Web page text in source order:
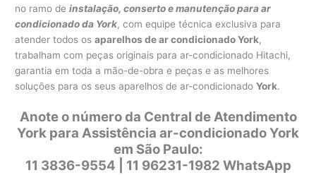
no ramo deinstalação, conserto e manutenção para ar
condicionado da York, com equipe técnica exclusiva para
atender todos osaparelhos de ar condicionado York,
trabalham com peças originais para ar-condicionado Hitachi,
garantia em toda a mão-de-obra e peças e as melhores
soluções para os seus aparelhos de ar-condicionadoYork.
Anote o número da Central de Atendimento
York para Assistência ar-condicionado York
em São Paulo:
11 3836-9554 | 11 96231-1982 WhatsApp